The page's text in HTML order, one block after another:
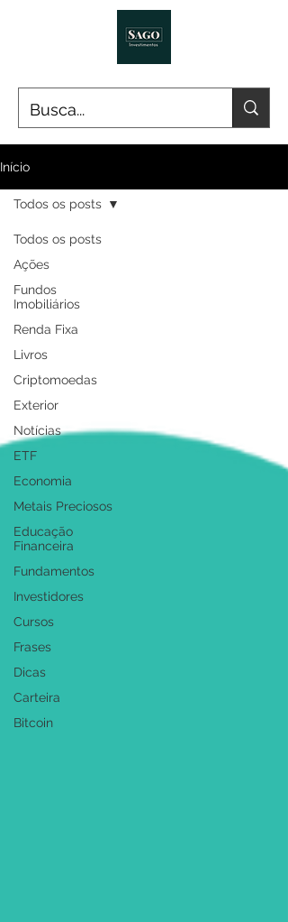
Início
Todos os posts
Ações
Fundos
Imobiliários
Renda Fixa
Livros
Criptomoedas
Exterior
Notícias
ETF
Economia
Metais Preciosos
Educação
Financeira
Fundamentos
Investidores
Cursos
Frases
Dicas
Carteira
Bitcoin
Todos os posts